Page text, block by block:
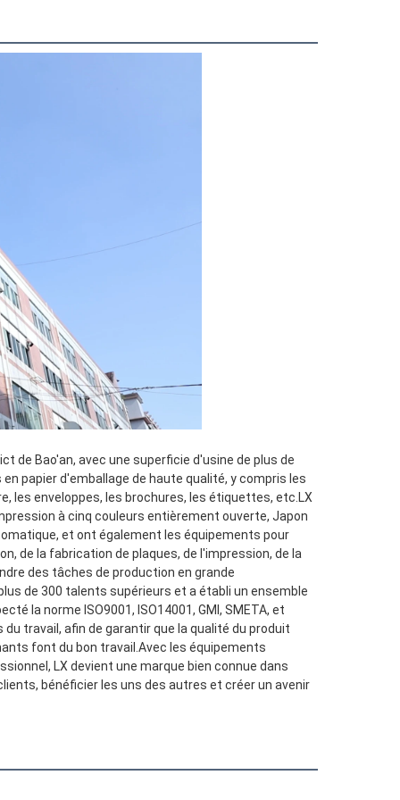
de Bao'an, avec une superficie d'usine de plus de
papier d'emballage de haute qualité, y compris les
les enveloppes, les brochures, les étiquettes, etc.LX
à cinq couleurs entièrement ouverte, Japon
et ont également les équipements pour
de la fabrication de plaques, de l'impression, de la
des tâches de production en grande
de 300 talents supérieurs et a établi un ensemble
la norme ISO9001, ISO14001, GMI, SMETA, et
travail, afin de garantir que la qualité du produit
font du bon travail.Avec les équipements
LX devient une marque bien connue dans
bénéficier les uns des autres et créer un avenir